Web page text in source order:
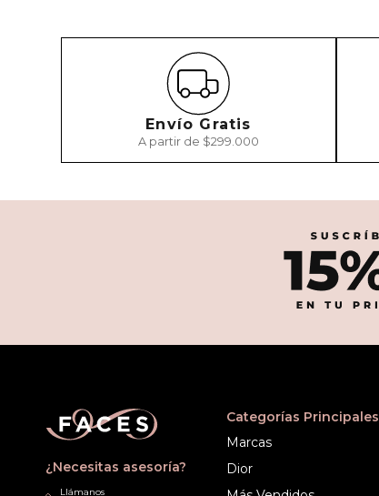
Envío Gratis
A partir de $299.000
¿Necesitas asesoría?
Llámanos
Categorías Principales
Marcas
Dior